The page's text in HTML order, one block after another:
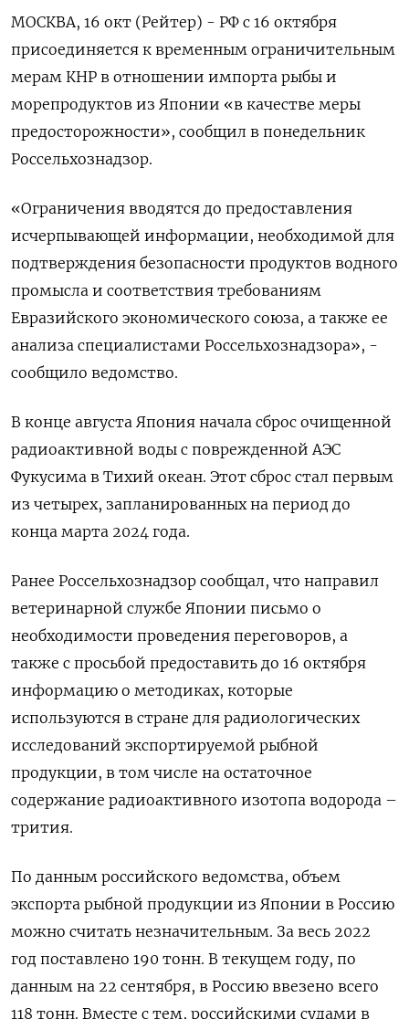
МОСКВА, 16 окт (Рейтер) - РФ с 16 октября
присоединяется к временным ограничительным
мерам КНР в отношении импорта рыбы и
морепродуктов из Японии «в качестве меры
предосторожности», сообщил в понедельник
Россельхознадзор.
«Ограничения вводятся до предоставления
исчерпывающей информации, необходимой для
подтверждения безопасности продуктов водного
промысла и соответствия требованиям
Евразийского экономического союза, а также ее
анализа специалистами Россельхознадзора», -
сообщило ведомство.
В конце августа Япония начала сброс очищенной
радиоактивной воды с поврежденной АЭС
Фукусима в Тихий океан. Этот сброс стал первым
из четырех, запланированных на период до
конца марта 2024 года.
Ранее Россельхознадзор сообщал, что направил
ветеринарной службе Японии письмо о
необходимости проведения переговоров, а
также с просьбой предоставить до 16 октября
информацию о методиках, которые
используются в стране для радиологических
исследований экспортируемой рыбной
продукции, в том числе на остаточное
содержание радиоактивного изотопа водорода –
трития.
По данным российского ведомства, объем
экспорта рыбной продукции из Японии в Россию
можно считать незначительным. За весь 2022
год поставлено 190 тонн. В текущем году, по
данным на 22 сентября, в Россию ввезено всего
118 тонн. Вместе с тем, российскими судами в